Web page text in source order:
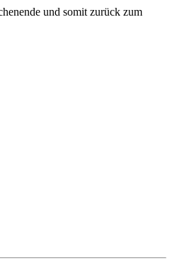
und somit zurück zum